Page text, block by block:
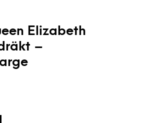
Elizabeth
–